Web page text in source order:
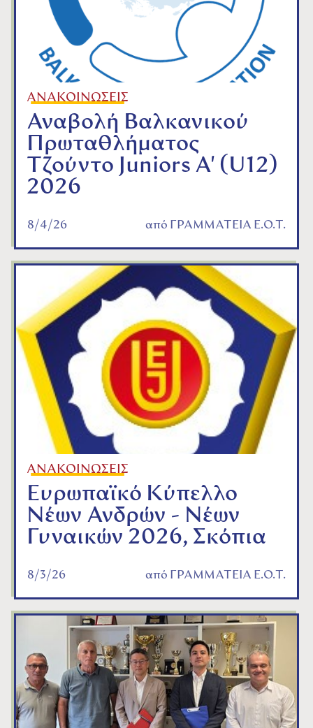
ΑΝΑΚΟΙΝΩΣΕΙΣ
Αναβολή Βαλκανικού
Πρωταθλήματος
Τζούντο Juniors A' (U12)
2026
8/4/26 από ΓΡΑΜΜΑΤΕΙΑ Ε.Ο.Τ.
ΑΝΑΚΟΙΝΩΣΕΙΣ
Ευρωπαϊκό Κύπελλο
Νέων Ανδρών - Νέων
Γυναικών 2026, Σκόπια
8/3/26 από ΓΡΑΜΜΑΤΕΙΑ Ε.Ο.Τ.